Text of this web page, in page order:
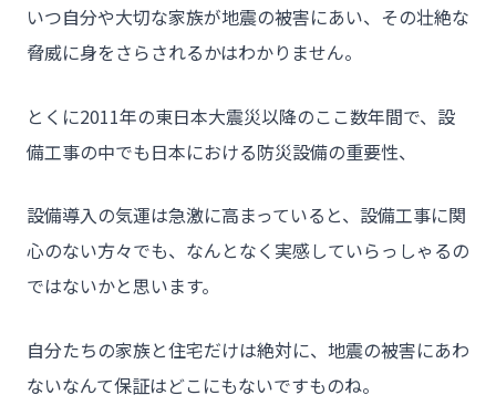
いつ自分や大切な家族が地震の被害にあい、その壮絶な
脅威に身をさらされるかはわかりません。
とくに2011年の東日本大震災以降のここ数年間で、設
備工事の中でも日本における防災設備の重要性、
設備導入の気運は急激に高まっていると、設備工事に関
心のない方々でも、なんとなく実感していらっしゃるの
ではないかと思います。
自分たちの家族と住宅だけは絶対に、地震の被害にあわ
ないなんて保証はどこにもないですものね。